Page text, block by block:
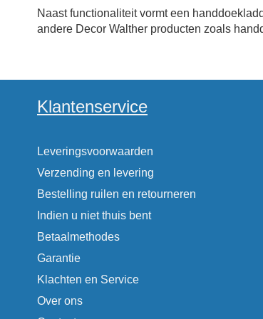
Naast functionaliteit vormt een
andere Decor Walther producten zoals
Klantenservice
Leveringsvoorwaarden
Verzending en levering
Bestelling ruilen en retourneren
Indien u niet thuis bent
Betaalmethodes
Garantie
Klachten en Service
Over ons